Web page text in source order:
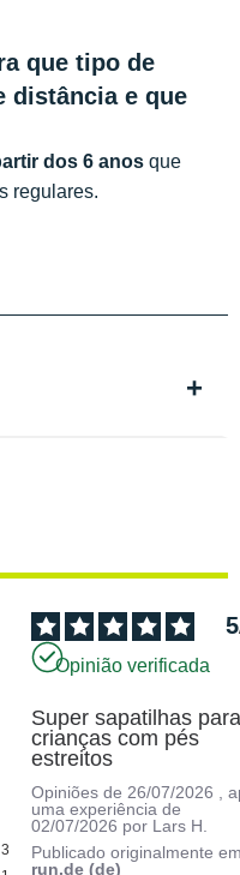
que tipo de
distância e que
dos 6 anos que
regulares.
3
5
Opinião verificada
Super sapatilhas
crianças com pés
estreitos
Opiniões de 26/07/2026
,
uma experiência de
02/07/2026 por Lars H.
Publicado originalmente
run.de (de)